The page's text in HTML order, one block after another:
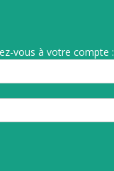
vous à votre compte :